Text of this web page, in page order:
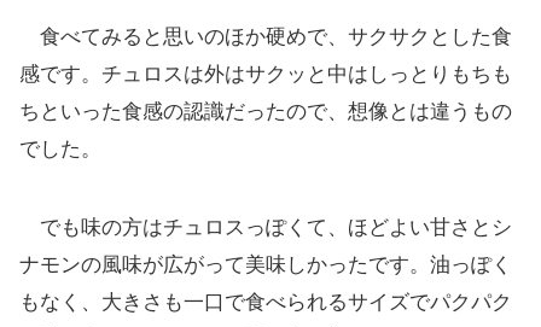
食べてみると思いのほか硬めで、サクサクとした食
感です。チュロスは外はサクッと中はしっとりもちも
ちといった食感の認識だったので、想像とは違うもの
でした。
でも味の方はチュロスっぽくて、ほどよい甘さとシ
ナモンの風味が広がって美味しかったです。油っぽく
もなく、大きさも一口で食べられるサイズでパクパク